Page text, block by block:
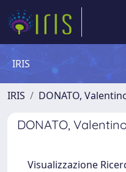
IRIS
IRIS DONATO,
DONATO, Valentino
Visualizzazione